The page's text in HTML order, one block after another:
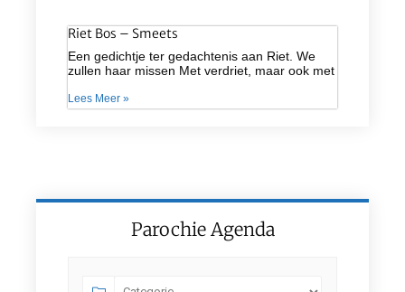
Riet Bos – Smeets
Een gedichtje ter gedachtenis aan Riet. We
zullen haar missen Met verdriet, maar ook met
Lees Meer »
Parochie Agenda